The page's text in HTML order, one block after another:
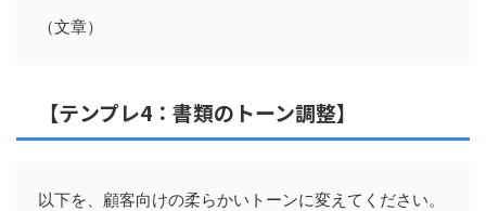
【テンプレ4：書類のトーン調整】
以下を、顧客向けの柔らかいトーンに変えてください。